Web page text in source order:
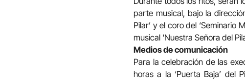
parte musical, bajo la
Pilar’ y el coro del ‘Seminario
musical ‘Nuestra Señora del
Medios de comunicación
Para la celebración de las
horas a la ‘Puerta Baja’ del